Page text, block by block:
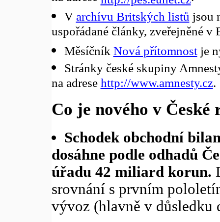
V archívu Britských listů jsou
uspořádané články, zveřejněné
Měsíčník Nová přítomnostje
Stránky české skupiny
na adrese http://www.amnesty.cz.
Co je nového v České
Schodek obchodní
dosáhne podle odhadů
úřadu 42 miliard korun.
srovnání s prvním
vývoz (hlavně v důsledku